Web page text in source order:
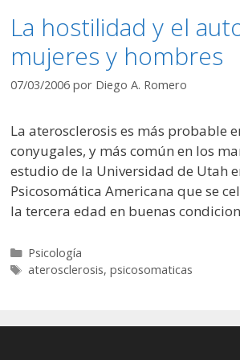
La hostilidad y el
mujeres y hombres
07/03/2006 por Diego A. Romero
La aterosclerosis es más probable
conyugales, y más común en los
estudio de la Universidad de Utah
Psicosomática Americana que se
la tercera edad en buenas
Categorías
Psicología
Etiquetas
aterosclerosis, psicosomaticas